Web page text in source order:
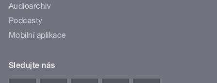
Audioarchiv
Podcasty
Mobilní aplikace
Sledujte nás